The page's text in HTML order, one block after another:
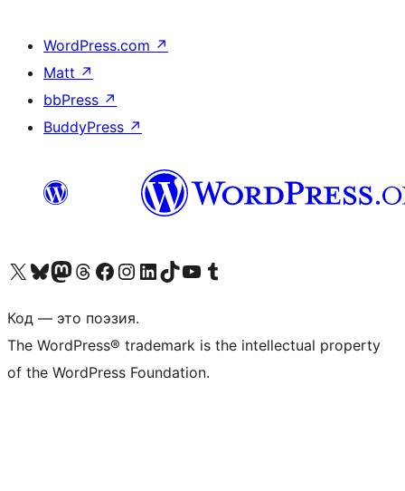
WordPress.com ↗
Matt ↗
bbPress ↗
BuddyPress ↗
Посетите нас в X (ранее Twitter)
Посетите нашу учётную запись в Bluesky
Посетите нашу ленту в Mastodon
Посетите нашу учётную запись в Threads
Посетите нашу страницу на Facebook
Посетите наш Instagram
Посетите нашу страницу в LinkedIn
Посетите нашу учётную запись в TikTok
Посетите наш канал YouTube
Посетите нашу учётную запись в Tumblr
Код — это поэзия.
The WordPress® trademark is the intellectual property
of the WordPress Foundation.